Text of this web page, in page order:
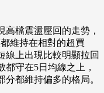
檔震盪壓回的走勢，
維持在相對的超買
線上出現比較明顯拉回
守在5日均線之上，
都維持偏多的格局。